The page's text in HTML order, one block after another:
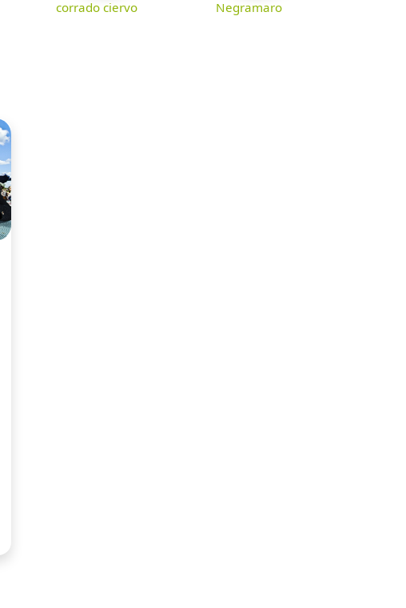
corrado ciervo Negramaro